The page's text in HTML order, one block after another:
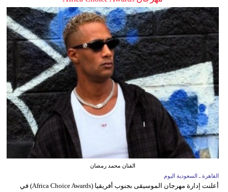
الفنان محمد رمضان
القاهرة ـ السعودية اليوم
أعلنت إدارة مهرجان الموسيقى بجنوب أفريقيا (Africa Choice Awards) في